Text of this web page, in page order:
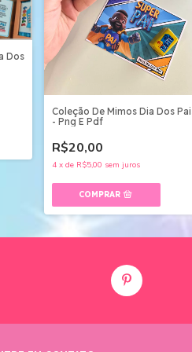
Dos
Coleção De Mimos Dia Dos
- Png E Pdf
R$20,00
4 xde R$5,00 sem juros